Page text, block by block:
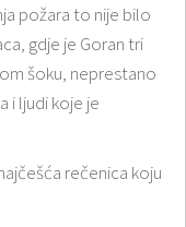
požara to nije bilo
gdje je Goran tri
šoku, neprestano
i ljudi koje je
rečenica koju